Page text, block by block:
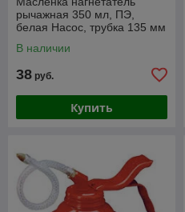
рычажная 350 мл, ПЭ,
белая Насос, трубка 135 мм
В наличии
38 руб.
Купить